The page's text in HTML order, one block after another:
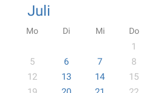
Juli
Mo Di Mi Do
1
5
6 7 8
12
13 14 15